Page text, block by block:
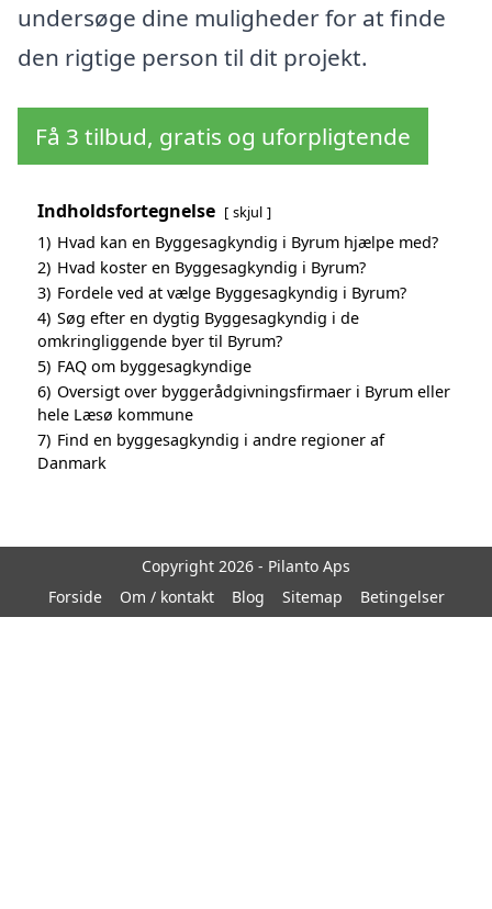
undersøge dine muligheder for at finde
den rigtige person til dit projekt.
Få 3 tilbud, gratis og uforpligtende
Indholdsfortegnelse skjul
1) Hvad kan en Byggesagkyndig i Byrum hjælpe med?
2) Hvad koster en Byggesagkyndig i Byrum?
3) Fordele ved at vælge Byggesagkyndig i Byrum?
4) Søg efter en dygtig Byggesagkyndig i de
omkringliggende byer til Byrum?
5) FAQ om byggesagkyndige
6) Oversigt over byggerådgivningsfirmaer i Byrum eller
hele Læsø kommune
7) Find en byggesagkyndig i andre regioner af
Danmark
Copyright 2026 - Pilanto Aps
Forside
Om / kontakt Blog Sitemap Betingelser